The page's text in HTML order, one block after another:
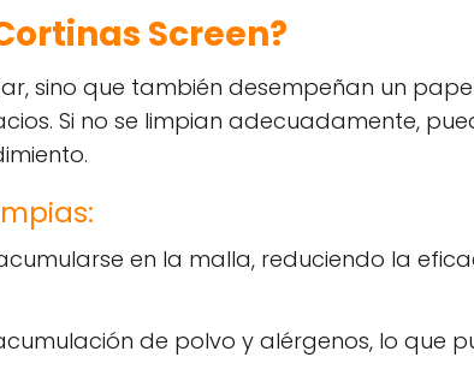
Screen?
sino que también desempeñan un
Si no se limpian adecuadamente,
en la malla, reduciendo la
de polvo y alérgenos, lo que